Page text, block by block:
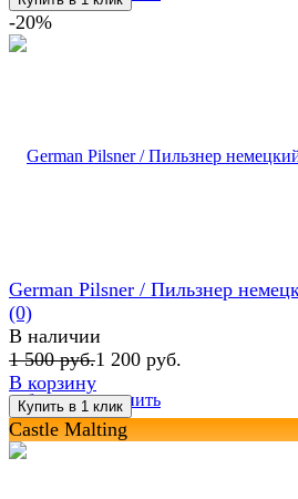
-20%
избранное сравнить
German Pilsner / Пильзнер
(0)
В наличии
1 500 руб.1 200 руб.
В корзину
Castle Malting